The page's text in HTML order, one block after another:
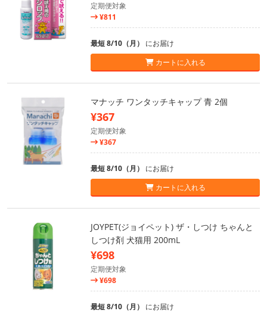
定期便対象
¥811
最短 8/10（月） にお届け
カートに入れる
マナッチ ワンタッチキャップ 青 2個
¥367
定期便対象
¥367
最短 8/10（月） にお届け
カートに入れる
JOYPET(ジョイペット) ザ・しつけ ちゃんと
しつけ剤 犬猫用 200mL
¥698
定期便対象
¥698
最短 8/10（月） にお届け